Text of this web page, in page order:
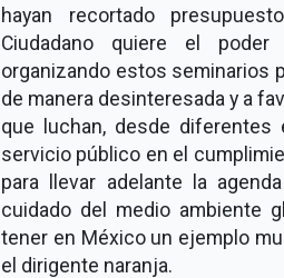
hayan recortado
Ciudadano quiere el
organizando estos seminarios
de manera desinteresada y a
que luchan, desde diferentes
servicio público en el
para llevar adelante la
cuidado del medio ambiente
tener en México un ejemplo
el dirigente naranja.